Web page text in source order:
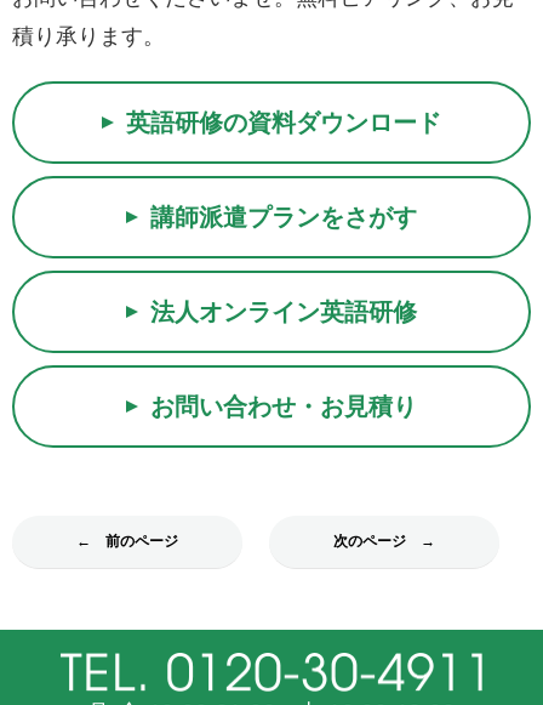
積り承ります。
英語研修の資料ダウンロード
講師派遣プランをさがす
法人オンライン英語研修
お問い合わせ・お見積り
← 前のページ 次のページ →